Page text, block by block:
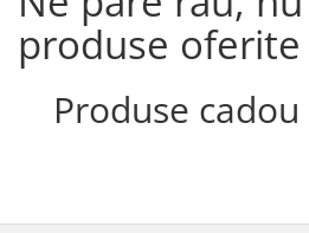
produse oferite
Produse cadou